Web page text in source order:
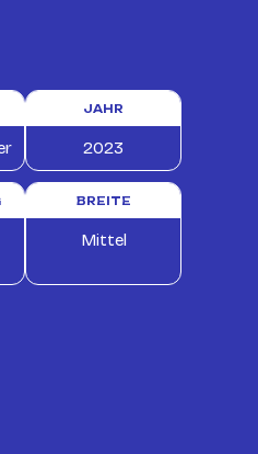
JAHR
2023
BREITE
Mittel